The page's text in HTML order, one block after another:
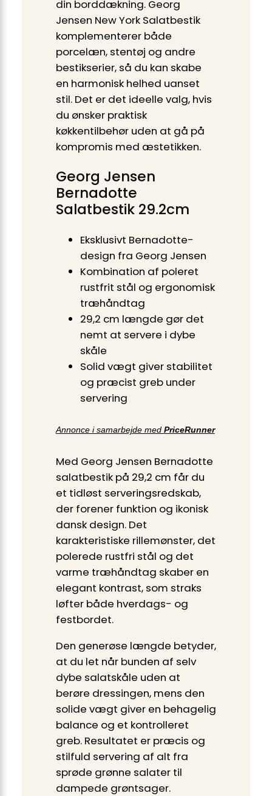
din borddækning. Georg
Jensen New York Salatbestik
komplementerer både
porcelæn, stentøj og andre
bestikserier, så du kan skabe
en harmonisk helhed uanset
stil. Det er det ideelle valg, hvis
du ønsker praktisk
køkkentilbehør uden at gå på
kompromis med æstetikken.
Georg Jensen
Bernadotte
Salatbestik 29.2cm
Eksklusivt Bernadotte-
design fra Georg Jensen
Kombination af poleret
rustfrit stål og ergonomisk
træhåndtag
29,2 cm længde gør det
nemt at servere i dybe
skåle
Solid vægt giver stabilitet
og præcist greb under
servering
Annonce i samarbejde med PriceRunner
Med Georg Jensen Bernadotte
salatbestik på 29,2 cm får du
et tidløst serveringsredskab,
der forener funktion og ikonisk
dansk design. Det
karakteristiske rillemønster, det
polerede rustfri stål og det
varme træhåndtag skaber en
elegant kontrast, som straks
løfter både hverdags- og
festbordet.
Den generøse længde betyder,
at du let når bunden af selv
dybe salatskåle uden at
berøre dressingen, mens den
solide vægt giver en behagelig
balance og et kontrolleret
greb. Resultatet er præcis og
stilfuld servering af alt fra
sprøde grønne salater til
dampede grøntsager.